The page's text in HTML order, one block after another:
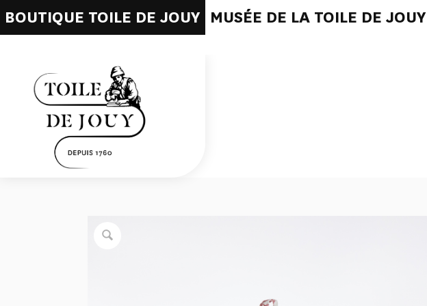
BOUTIQUE TOILE DE JOUY MUSÉE DE LA TOILE DE JOUY